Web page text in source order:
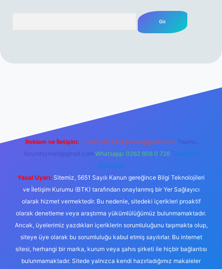
Reklam ve İletişim: E-mail: backlinkpaneli@gmail.com Teams:
forumhizmeti@gmail.com Whatsapp: 0262 606 0 726 Telegram:
@karabul
Yasal Uyarı: Sitemiz, 5651 Sayılı Kanun gereğince Bilgi Teknolojileri
ve İletişim Kurumu (BTK) tarafından onaylanmış bir Yer Sağlayıcı
olarak hizmet vermektedir. Bu nedenle, sitedeki içerikleri proaktif
olarak denetleme veya araştırma yükümlülüğümüz bulunmamaktadır.
Ancak, üyelerimiz yazdıkları içeriklerin sorumluluğunu taşımakta olup,
siteye üye olarak bu sorumluluğu kabul etmiş sayılırlar. Bu internet
sitesi, herhangi bir marka, kurum veya şahıs şirketi ile hiçbir bağlantısı
bulunmamaktadır. Sitede yalnızca kendi hazırladığımız makaleler